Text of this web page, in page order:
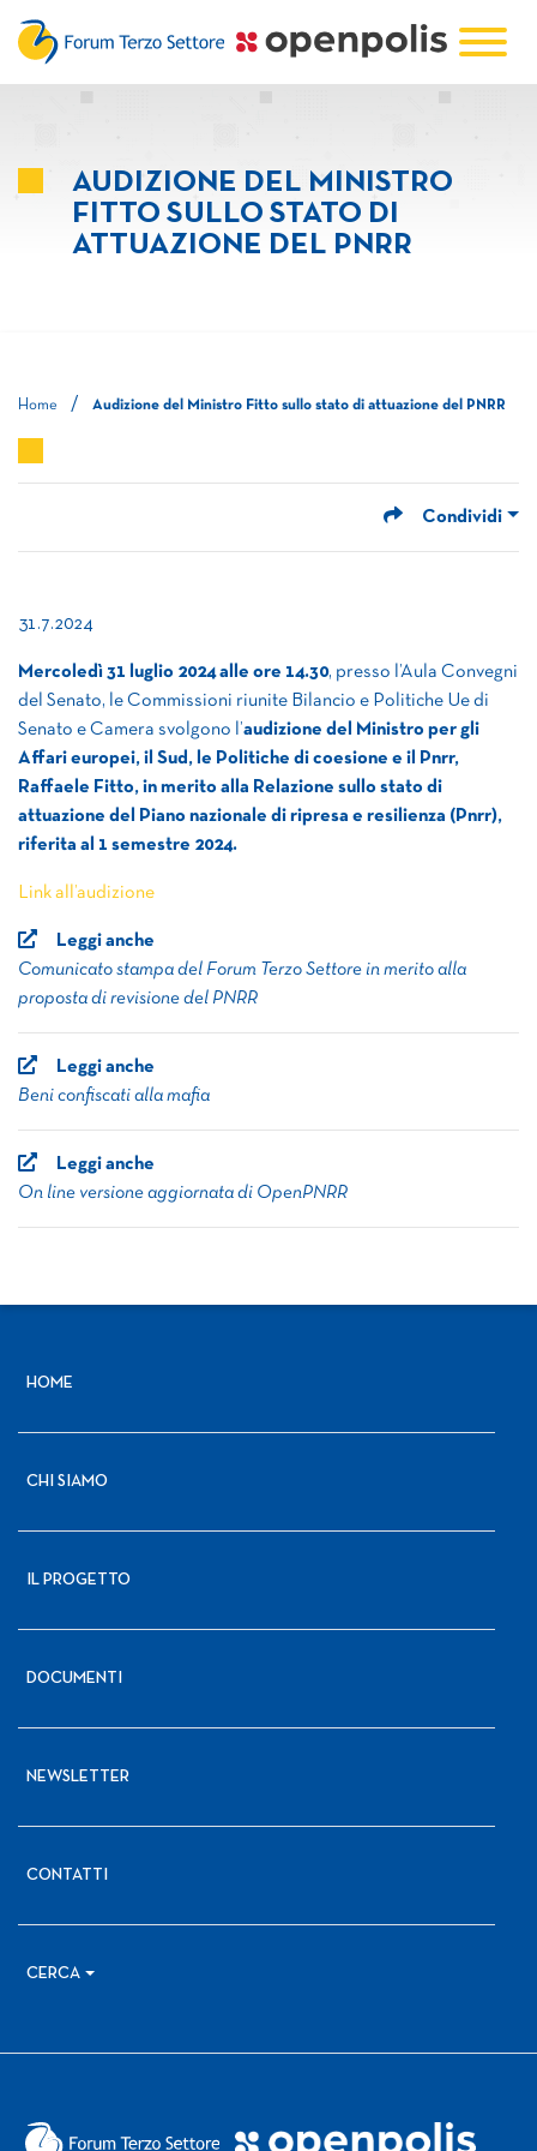
AUDIZIONE DEL MINISTRO
FITTO SULLO STATO DI
ATTUAZIONE DEL PNRR
Home / Audizione del Ministro Fitto sullo stato di attuazione del PNRR
Condividi
31.7.2024
Mercoledì 31 luglio 2024 alle ore 14.30, presso l’Aula Convegni
del Senato, le Commissioni riunite Bilancio e Politiche Ue di
Senato e Camera svolgono l’audizione del Ministro per gli
Affari europei, il Sud, le Politiche di coesione e il Pnrr,
Raffaele Fitto, in merito alla Relazione sullo stato di
attuazione del Piano nazionale di ripresa e resilienza (Pnrr),
riferita al 1 semestre 2024.
Link all’audizione
Leggi anche
Comunicato stampa del Forum Terzo Settore in merito alla
proposta di revisione del PNRR
Leggi anche
Beni confiscati alla mafia
Leggi anche
On line versione aggiornata di OpenPNRR
HOME
CHI SIAMO
IL PROGETTO
DOCUMENTI
NEWSLETTER
CONTATTI
CERCA